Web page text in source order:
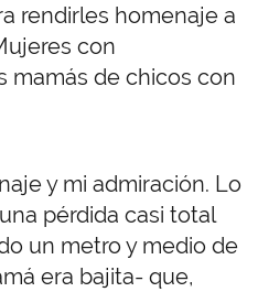
rendirles homenaje a
con
mamás de chicos con
y mi admiración. Lo
pérdida casi total
un metro y medio de
era bajita- que,